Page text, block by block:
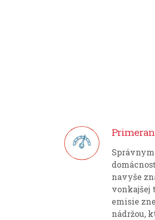
navyše
vonkajšej
emisie
nádržou,